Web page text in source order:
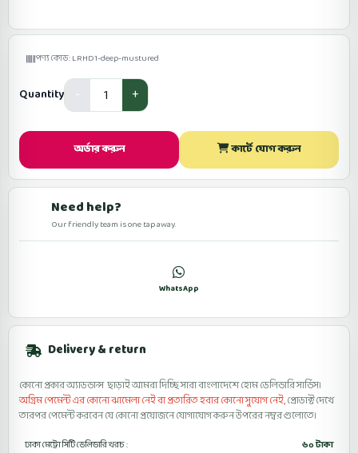
পণ্য কোড: LRHD1-deep-mustured
Quantity
অর্ডার করুন কার্টে যোগ করুন
Need help?
Our friendly team is one tap away.
WhatsApp
Delivery & return
কোনো প্রকার অ্যাডভান্স ছাড়াই আমরা দিচ্ছি সারা বাংলাদেশে হোম ডেলিভারি সার্ভিস।
অগ্রিম পেমেন্ট এর কোনো ঝামেলা নেই বা প্রতারিত হবার কোনো সুযোগ নেই,প্রোডাক্ট দেখে
তারপর পেমেন্ট করবেন যে কোনো প্রয়োজনে যোগাযোগ করুন উপরের নম্বর গুলোতে।
ঢাকা মেট্রো সিটি ডেলিভারি খরচ :
৬০ টাকা